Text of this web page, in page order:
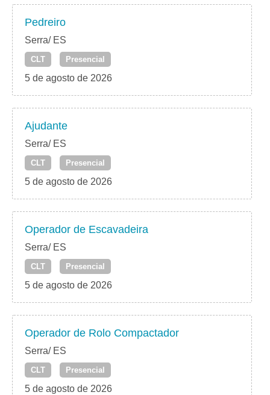
Pedreiro
Serra/ ES
CLT Presencial
5 de agosto de 2026
Ajudante
Serra/ ES
CLT Presencial
5 de agosto de 2026
Operador de Escavadeira
Serra/ ES
CLT Presencial
5 de agosto de 2026
Operador de Rolo Compactador
Serra/ ES
CLT Presencial
5 de agosto de 2026